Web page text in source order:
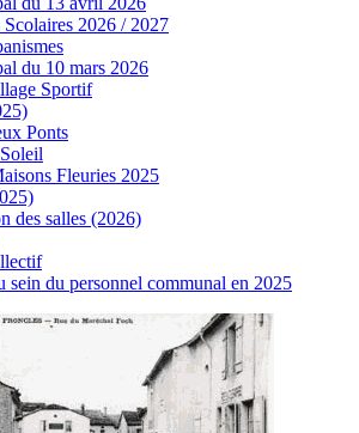
2026 / 2027
du 10 mars 2026
Sportif
Ponts
Fleuries 2025
des salles (2026)
sein du personnel communal en 2025